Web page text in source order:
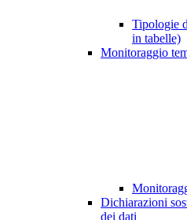
Tipologie
in tabelle)
Monitoraggio
Dichiarazioni
dei dati